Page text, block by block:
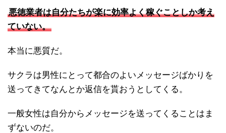
悪徳業者は自分たちが楽に効率よく稼ぐことしか考え
ていない。
本当に悪質だ。
サクラは男性にとって都合のよいメッセージばかりを
送ってきてなんとか返信を貰おうとしてくる。
一般女性は自分からメッセージを送ってくることはま
ずないのだ。